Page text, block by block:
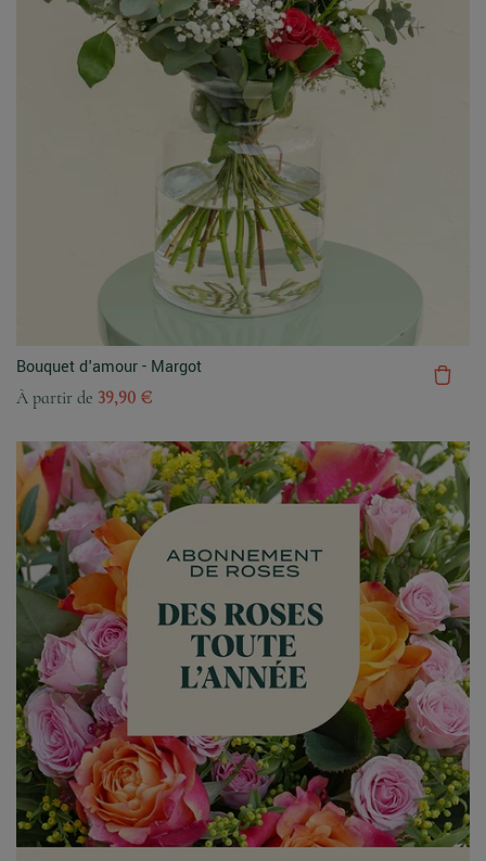
Bouquet d'amour - Margot
À partir de 39,90 €